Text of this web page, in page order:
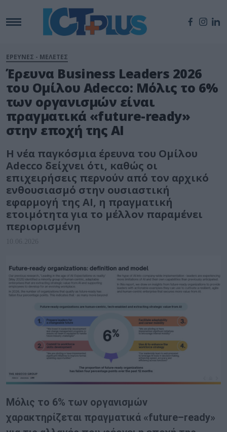
ΕΡΕΥΝΕΣ - ΜΕΛΕΤΕΣ
Έρευνα Business Leaders 2026
του Ομίλου Adecco: Μόλις το 6%
των οργανισμών είναι
πραγματικά «future-ready»
στην εποχή της AI
Η νέα παγκόσμια έρευνα του Ομίλου
Adecco δείχνει ότι, καθώς οι
επιχειρήσεις περνούν από τον αρχικό
ενθουσιασμό στην ουσιαστική
εφαρμογή της AI, η πραγματική
ετοιμότητα για το μέλλον παραμένει
περιορισμένη
10.06.2026
Μόλις το 6% των οργανισμών
χαρακτηρίζεται πραγματικά «future–ready»